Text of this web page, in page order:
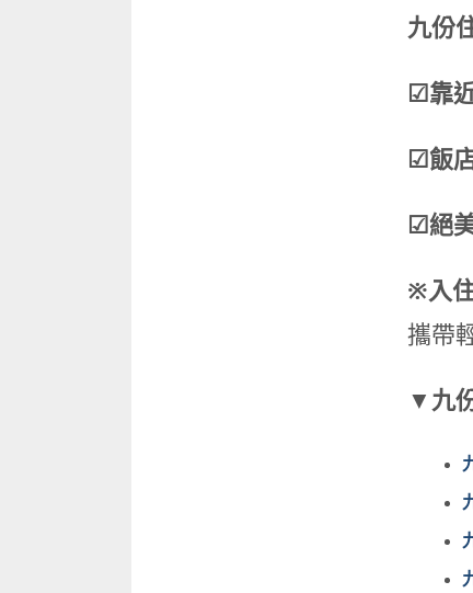
九份
☑靠
☑飯
☑絕
※入
攜帶
▼九